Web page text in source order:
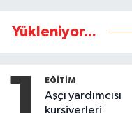
Yükleniyor...
EĞİTİM
Aşçı yardımcısı